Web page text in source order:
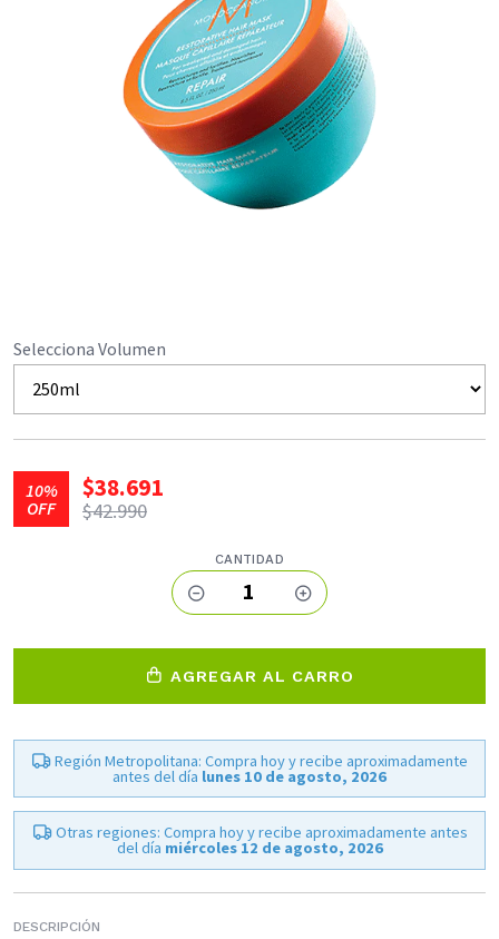
Selecciona Volumen
10%
OFF
$38.691
$42.990
CANTIDAD
1
AGREGAR AL CARRO
Región Metropolitana: Compra hoy y recibe aproximadamente
antes del día lunes 10 de agosto, 2026
Otras regiones: Compra hoy y recibe aproximadamente antes
del día miércoles 12 de agosto, 2026
DESCRIPCIÓN